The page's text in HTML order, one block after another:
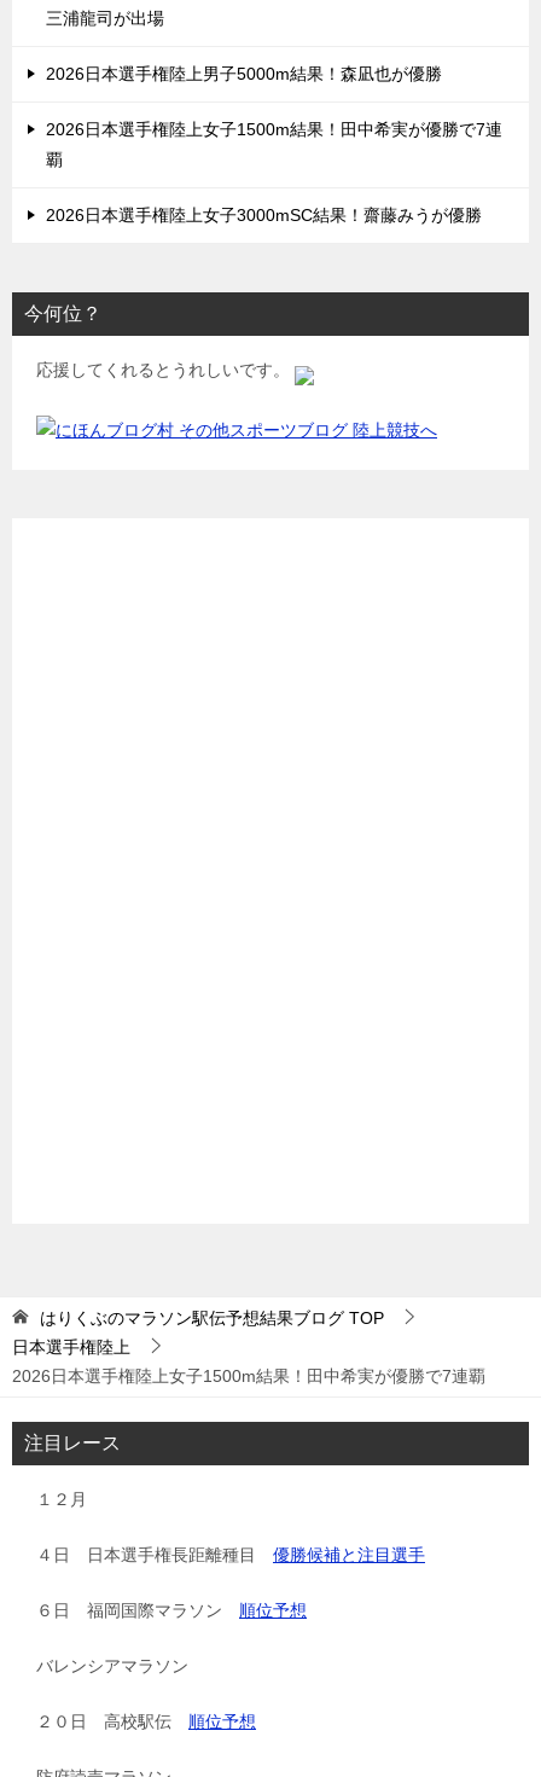
三浦龍司が出場
2026日本選手権陸上男子5000m結果！森凪也が優勝
2026日本選手権陸上女子1500m結果！田中希実が優勝で7連
覇
2026日本選手権陸上女子3000mSC結果！齋藤みうが優勝
今何位？
応援してくれるとうれしいです。
はりくぶのマラソン駅伝予想結果ブログ TOP
日本選手権陸上
2026日本選手権陸上女子1500m結果！田中希実が優勝で7連覇
注目レース
１２月
４日 日本選手権長距離種目 優勝候補と注目選手
６日 福岡国際マラソン 順位予想
バレンシアマラソン
２０日 高校駅伝 順位予想